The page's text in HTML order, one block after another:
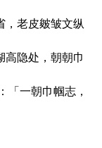
高隐处，朝朝巾
「一朝巾帼志，